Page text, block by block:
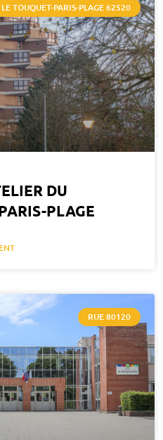
LE TOUQUET-PARIS-PLAGE 62520
DU
PLAGE
RUE 80120